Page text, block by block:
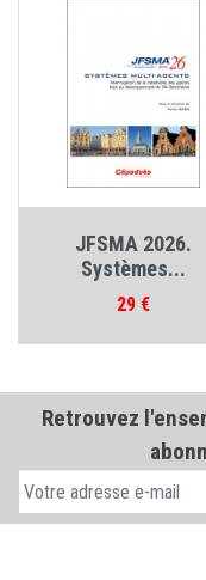
JFSMA 2026.
Systèmes...
Prix
29 €
Retrouvez